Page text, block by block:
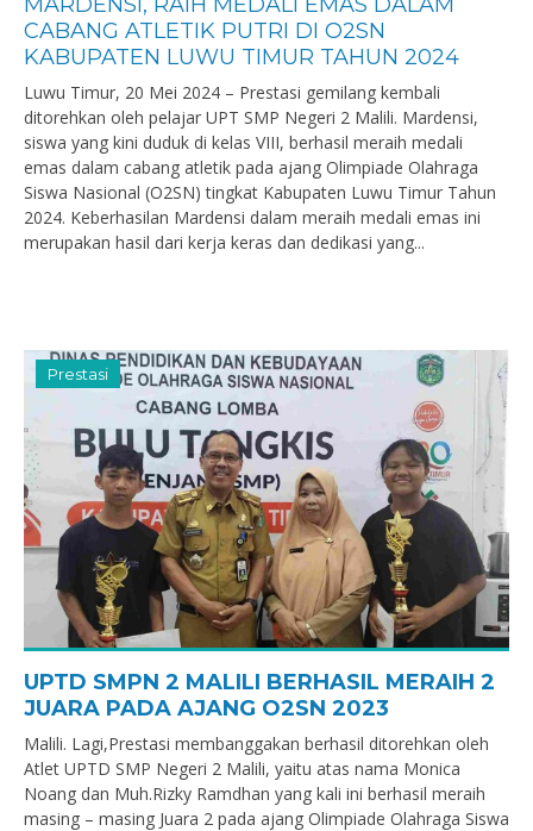
CABANG ATLETIK PUTRI DI O2SN
KABUPATEN LUWU TIMUR TAHUN 2024
Luwu Timur, 20 Mei 2024 – Prestasi gemilang kembali
ditorehkan oleh pelajar UPT SMP Negeri 2 Malili. Mardensi,
siswa yang kini duduk di kelas VIII, berhasil meraih medali
emas dalam cabang atletik pada ajang Olimpiade Olahraga
Siswa Nasional (O2SN) tingkat Kabupaten Luwu Timur Tahun
2024. Keberhasilan Mardensi dalam meraih medali emas ini
merupakan hasil dari kerja keras dan dedikasi yang...
Prestasi
UPTD SMPN 2 MALILI BERHASIL MERAIH 2
JUARA PADA AJANG O2SN 2023
Malili. Lagi,Prestasi membanggakan berhasil ditorehkan oleh
Atlet UPTD SMP Negeri 2 Malili, yaitu atas nama Monica
Noang dan Muh.Rizky Ramdhan yang kali ini berhasil meraih
masing – masing Juara 2 pada ajang Olimpiade Olahraga Siswa